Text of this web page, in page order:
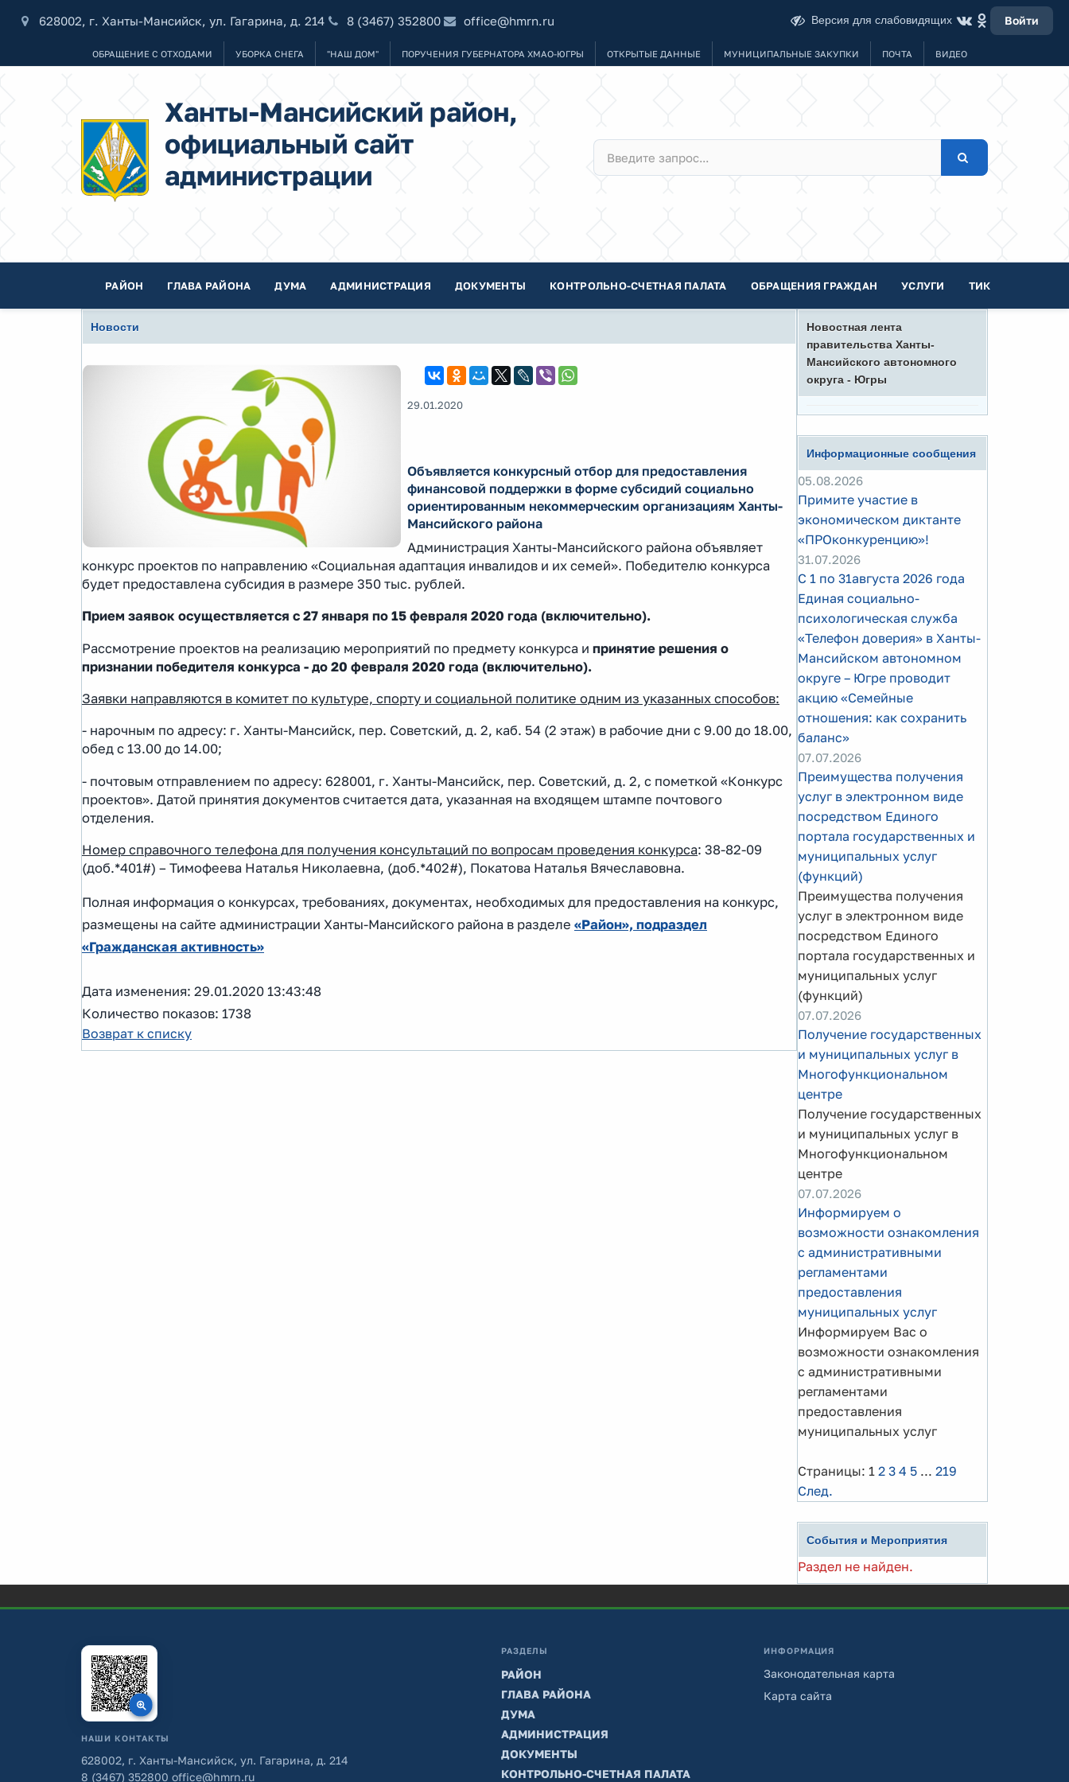
628002, г. Ханты-Мансийск, ул. Гагарина, д. 214 8 (3467) 352800 office@hmrn.ru Версия для слабовидящих Войти
ОБРАЩЕНИЕ С ОТХОДАМИ УБОРКА СНЕГА "НАШ ДОМ" ПОРУЧЕНИЯ ГУБЕРНАТОРА ХМАО-ЮГРЫ ОТКРЫТЫЕ ДАННЫЕ МУНИЦИПАЛЬНЫЕ ЗАКУПКИ ПОЧТА ВИДЕО
Ханты-Мансийский район,
официальный сайт
администрации
РАЙОН ГЛАВА РАЙОНА ДУМА АДМИНИСТРАЦИЯ ДОКУМЕНТЫ КОНТРОЛЬНО-СЧЕТНАЯ ПАЛАТА ОБРАЩЕНИЯ ГРАЖДАН УСЛУГИ ТИК
Новости
29.01.2020
Объявляется конкурсный отбор для предоставления
финансовой поддержки в форме субсидий социально
ориентированным некоммерческим организациям Ханты-
Мансийского района
Администрация Ханты-Мансийского района объявляет
конкурс проектов по направлению «Социальная адаптация инвалидов и их семей». Победителю конкурса
будет предоставлена субсидия в размере 350 тыс. рублей.
Прием заявок осуществляется с 27 января по 15 февраля 2020 года (включительно).
Рассмотрение проектов на реализацию мероприятий по предмету конкурса и принятие решения о
признании победителя конкурса - до 20 февраля 2020 года (включительно).
Заявки направляются в комитет по культуре, спорту и социальной политике одним из указанных способов:
- нарочным по адресу: г. Ханты-Мансийск, пер. Советский, д. 2, каб. 54 (2 этаж) в рабочие дни с 9.00 до 18.00,
обед с 13.00 до 14.00;
- почтовым отправлением по адресу: 628001, г. Ханты-Мансийск, пер. Советский, д. 2, с пометкой «Конкурс
проектов». Датой принятия документов считается дата, указанная на входящем штампе почтового
отделения.
Номер справочного телефона для получения консультаций по вопросам проведения конкурса: 38-82-09
(доб.*401#) – Тимофеева Наталья Николаевна, (доб.*402#), Покатова Наталья Вячеславовна.
Полная информация о конкурсах, требованиях, документах, необходимых для предоставления на конкурс,
размещены на сайте администрации Ханты-Мансийского района в разделе «Район», подраздел
«Гражданская активность»
Дата изменения: 29.01.2020 13:43:48
Количество показов: 1738
Возврат к списку
Новостная лента
правительства Ханты-
Мансийского автономного
округа - Югры
Информационные сообщения
05.08.2026
Примите участие в
экономическом диктанте
«ПРОконкуренцию»!
31.07.2026
С 1 по 31августа 2026 года
Единая социально-
психологическая служба
«Телефон доверия» в Ханты-
Мансийском автономном
округе – Югре проводит
акцию «Семейные
отношения: как сохранить
баланс»
07.07.2026
Преимущества получения
услуг в электронном виде
посредством Единого
портала государственных и
муниципальных услуг
(функций)
Преимущества получения
услуг в электронном виде
посредством Единого
портала государственных и
муниципальных услуг
(функций)
07.07.2026
Получение государственных
и муниципальных услуг в
Многофункциональном
центре
Получение государственных
и муниципальных услуг в
Многофункциональном
центре
07.07.2026
Информируем о
возможности ознакомления
с административными
регламентами
предоставления
муниципальных услуг
Информируем Вас о
возможности ознакомления
с административными
регламентами
предоставления
муниципальных услуг
Страницы: 1 2 3 4 5 ... 219
След.
События и Мероприятия
Раздел не найден.
НАШИ КОНТАКТЫ
628002, г. Ханты-Мансийск, ул. Гагарина, д. 214
8 (3467) 352800 office@hmrn.ru
РАЗДЕЛЫ
РАЙОН
ГЛАВА РАЙОНА
ДУМА
АДМИНИСТРАЦИЯ
ДОКУМЕНТЫ
КОНТРОЛЬНО-СЧЕТНАЯ ПАЛАТА
ИНФОРМАЦИЯ
Законодательная карта
Карта сайта